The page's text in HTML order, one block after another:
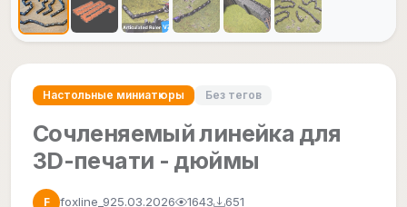
Настольные миниатюры Без тегов
Сочленяемый линейка для
3D-печати - дюймы
F foxline_925.03.2026 1643 651